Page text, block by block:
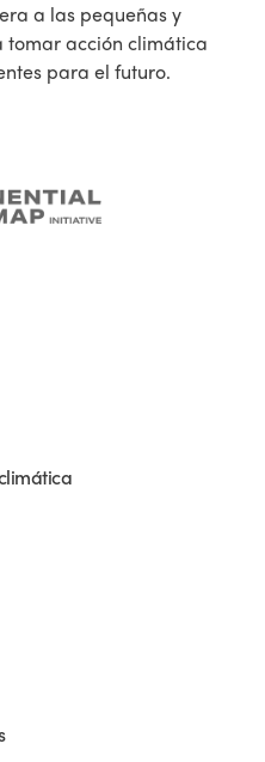
a las pequeñas y
tomar acción climática
para el futuro.